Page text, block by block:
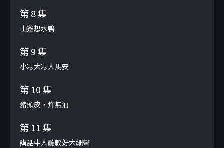
第 8 集
山雞想水鴨
第 9 集
小寒大寒人馬安
第 10 集
豬頭皮，炸無油
第 11 集
講話中人聽較好大細聲